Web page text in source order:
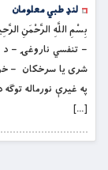
لنډ طبي معلومان
بِسْمِ اللَّهِ الرَّحْمَنِ
– تنفسي ناروغۍ – د
شری یا سرخکان –
په غیرې نورماله
[…]